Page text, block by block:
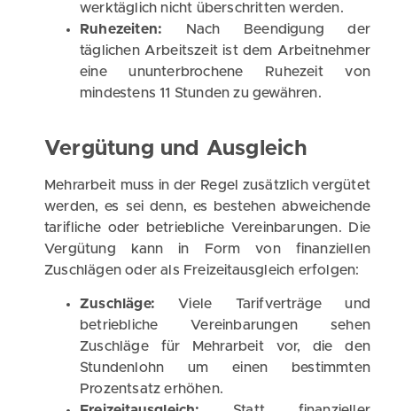
werktäglich nicht überschritten werden.
Ruhezeiten: Nach Beendigung der
täglichen Arbeitszeit ist dem Arbeitnehmer
eine ununterbrochene Ruhezeit von
mindestens 11 Stunden zu gewähren.
Vergütung und Ausgleich
Mehrarbeit muss in der Regel zusätzlich vergütet
werden, es sei denn, es bestehen abweichende
tarifliche oder betriebliche Vereinbarungen. Die
Vergütung kann in Form von finanziellen
Zuschlägen oder als Freizeitausgleich erfolgen:
Zuschläge: Viele Tarifverträge und
betriebliche Vereinbarungen sehen
Zuschläge für Mehrarbeit vor, die den
Stundenlohn um einen bestimmten
Prozentsatz erhöhen.